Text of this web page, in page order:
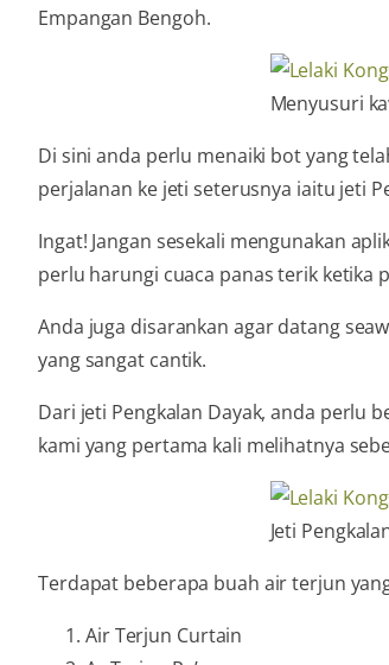
Empangan Bengoh.
Menyusuri
Di sini anda perlu menaiki bot yang
perjalanan ke jeti seterusnya iaitu jeti
Ingat! Jangan sesekali mengunakan
perlu harungi cuaca panas terik ketika
Anda juga disarankan agar datang
yang sangat cantik.
Dari jeti Pengkalan Dayak, anda perlu
kami yang pertama kali melihatnya
Jeti
Terdapat beberapa buah air terjun
Air Terjun Curtain